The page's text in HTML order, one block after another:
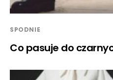
SPODNIE
Co pasuje do